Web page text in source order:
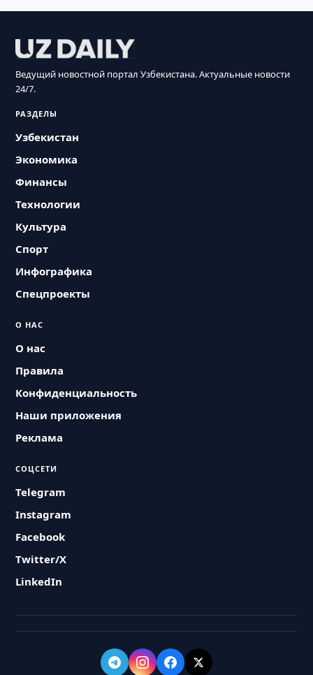
Ведущий новостной портал Узбекистана. Актуальные новости
24/7.
РАЗДЕЛЫ
Узбекистан
Экономика
Финансы
Технологии
Культура
Спорт
Инфографика
Спецпроекты
О НАС
О нас
Правила
Конфиденциальность
Наши приложения
Реклама
СОЦСЕТИ
Telegram
Instagram
Facebook
Twitter/X
LinkedIn